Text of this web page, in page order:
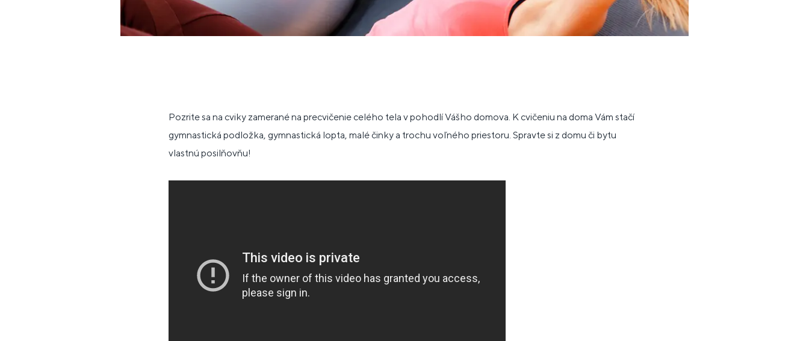
Pozrite sa na cviky zamerané na precvičenie celého tela v pohodlí Vášho domova. K cvičeniu na doma Vám stačí
gymnastická podložka, gymnastická lopta, malé činky a trochu voľného priestoru. Spravte si z domu či bytu
vlastnú posilňovňu!